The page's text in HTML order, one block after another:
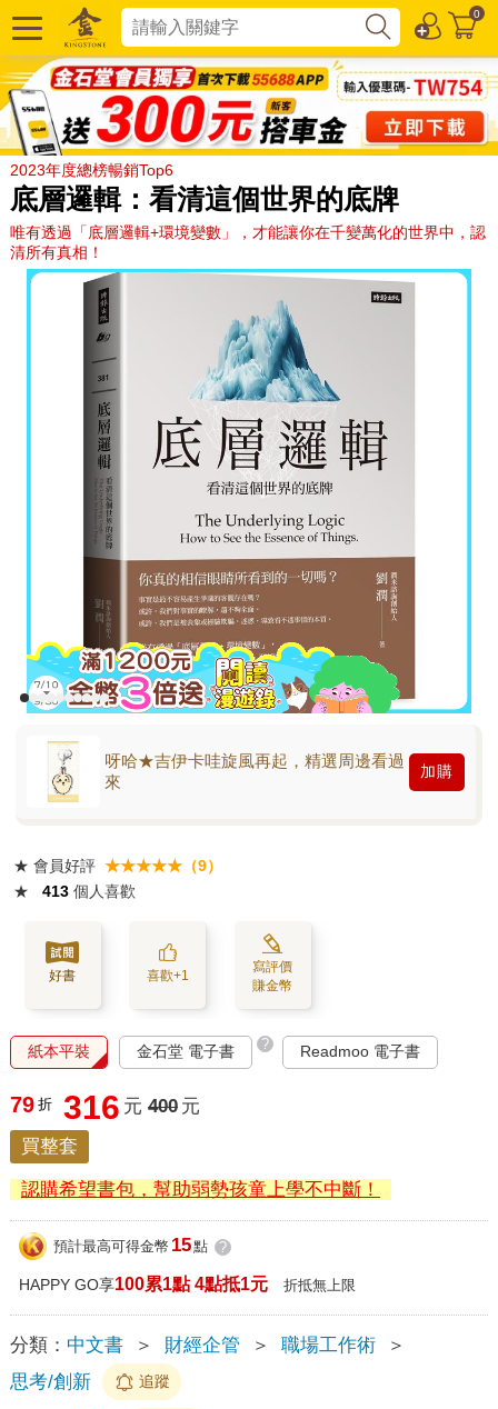
0
2023年度總榜暢銷Top6
底層邏輯：看清這個世界的底牌
唯有透過「底層邏輯+環境變數」，才能讓你在千變萬化的世界中，認
清所有真相！
呀哈★吉伊卡哇旋風再起，精選周邊看過
來
加購
★ 會員好評 ★★★★★（9）
★
413 個人喜歡
好書 喜歡+1
寫評價
賺金幣
紙本平裝 金石堂 電子書 ? Readmoo 電子書
79 折 316 元 400 元
買整套
認購希望書包，幫助弱勢孩童上學不中斷！
預計最高可得金幣 15點 ?
HAPPY GO享100累1點 4點抵1元 折抵無上限
分類： 中文書 ＞ 財經企管 ＞ 職場工作術
＞
思考/創新
追蹤